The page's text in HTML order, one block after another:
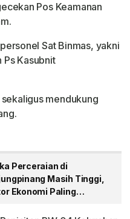
Pos Keamanan
Sat Binmas, yakni
Ps Kasubnit
mendukung
Perceraian di
Masih Tinggi,
Ekonomi Paling